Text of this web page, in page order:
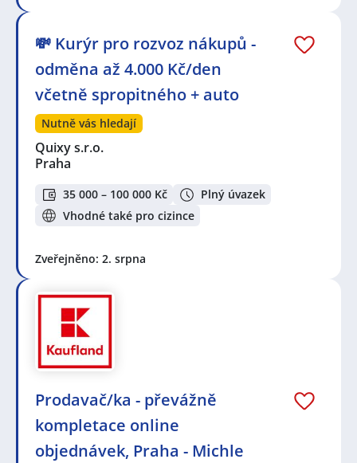
💸 Kurýr pro rozvoz nákupů -
odměna až 4.000 Kč/den
včetně spropitného + auto
Nutně vás hledají
Quixy s.r.o.
Praha
35 000 – 100 000 Kč
Plný úvazek
Vhodné také pro cizince
Zveřejněno: 2. srpna
Prodavač/ka - převážně
kompletace online
objednávek, Praha - Michle